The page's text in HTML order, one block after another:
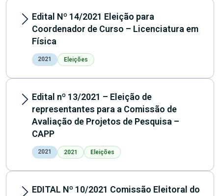
Edital Nº 14/2021 Eleição para
Coordenador de Curso – Licenciatura em
Física
2021 Eleições
Edital nº 13/2021 – Eleição de
representantes para a Comissão de
Avaliação de Projetos de Pesquisa –
CAPP
2021 2021 Eleições
EDITAL Nº 10/2021 Comissão Eleitoral do